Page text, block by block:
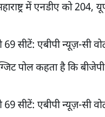
में एनडीए को
पोल कहता है कि